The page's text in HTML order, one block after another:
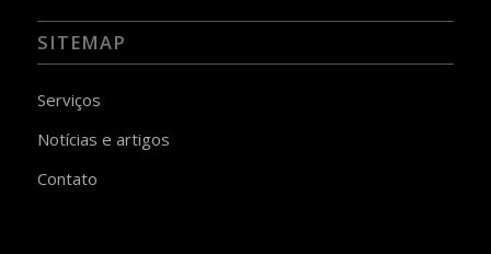
SITEMAP
Serviços
Notícias e artigos
Contato